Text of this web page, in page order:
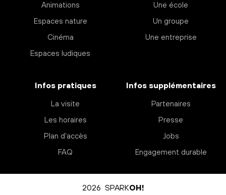
Animations
Espaces nature
Cinéma
Espaces ludiques
Une école
Un groupe
Une entreprise
Infos pratiques
La visite
Les horaires
Plan d’accès
FAQ
Infos supplémentaires
Partenaires
Presse
Jobs
Engagement durable
2026 SPARKOH!